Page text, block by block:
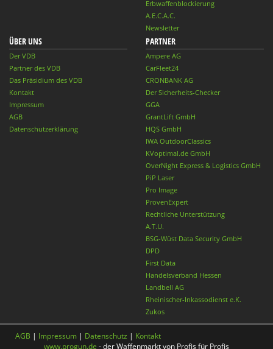
Erbwaffenblockierung
A.E.C.A.C.
Newsletter
ÜBER UNS
Der VDB
Partner des VDB
Das Präsidium des VDB
Kontakt
Impressum
AGB
Datenschutzerklärung
PARTNER
Ampere AG
CarFleet24
CRONBANK AG
Der Sicherheits-Checker
GGA
GrantLift GmbH
HQS GmbH
IWA OutdoorClassics
KVoptimal.de GmbH
OverNight Express & Logistics GmbH
PiP Laser
Pro Image
ProvenExpert
Rechtliche Unterstützung
A.T.U.
BSG-Wüst Data Security GmbH
DPD
First Data
Handelsverband Hessen
Landbell AG
Rheinischer-Inkassodienst e.K.
Zukos
AGB | Impressum | Datenschutz | Kontakt
www.progun.de - der Waffenmarkt von Profis für Profis